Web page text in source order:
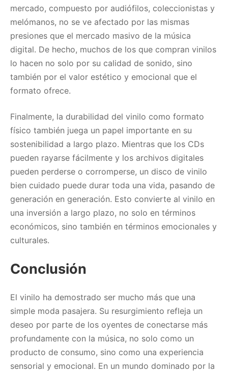
mercado, compuesto por audiófilos, coleccionistas y
melómanos, no se ve afectado por las mismas
presiones que el mercado masivo de la música
digital. De hecho, muchos de los que compran vinilos
lo hacen no solo por su calidad de sonido, sino
también por el valor estético y emocional que el
formato ofrece.
Finalmente, la durabilidad del vinilo como formato
físico también juega un papel importante en su
sostenibilidad a largo plazo. Mientras que los CDs
pueden rayarse fácilmente y los archivos digitales
pueden perderse o corromperse, un disco de vinilo
bien cuidado puede durar toda una vida, pasando de
generación en generación. Esto convierte al vinilo en
una inversión a largo plazo, no solo en términos
económicos, sino también en términos emocionales y
culturales.
Conclusión
El vinilo ha demostrado ser mucho más que una
simple moda pasajera. Su resurgimiento refleja un
deseo por parte de los oyentes de conectarse más
profundamente con la música, no solo como un
producto de consumo, sino como una experiencia
sensorial y emocional. En un mundo dominado por la